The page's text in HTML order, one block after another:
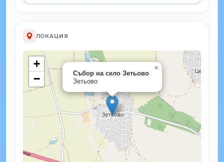
ЛОКАЦИЯ
Събор на село Зетьово
Зетьово
×
+
−